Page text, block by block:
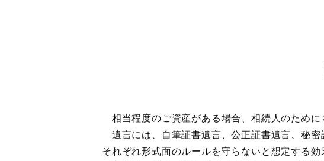
相当程度のご資産がある場合、相続人のために
遺言には、自筆証書遺言、公正証書遺言、秘密
それぞれ形式面のルールを守らないと想定する効